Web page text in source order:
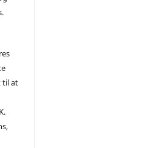
til at